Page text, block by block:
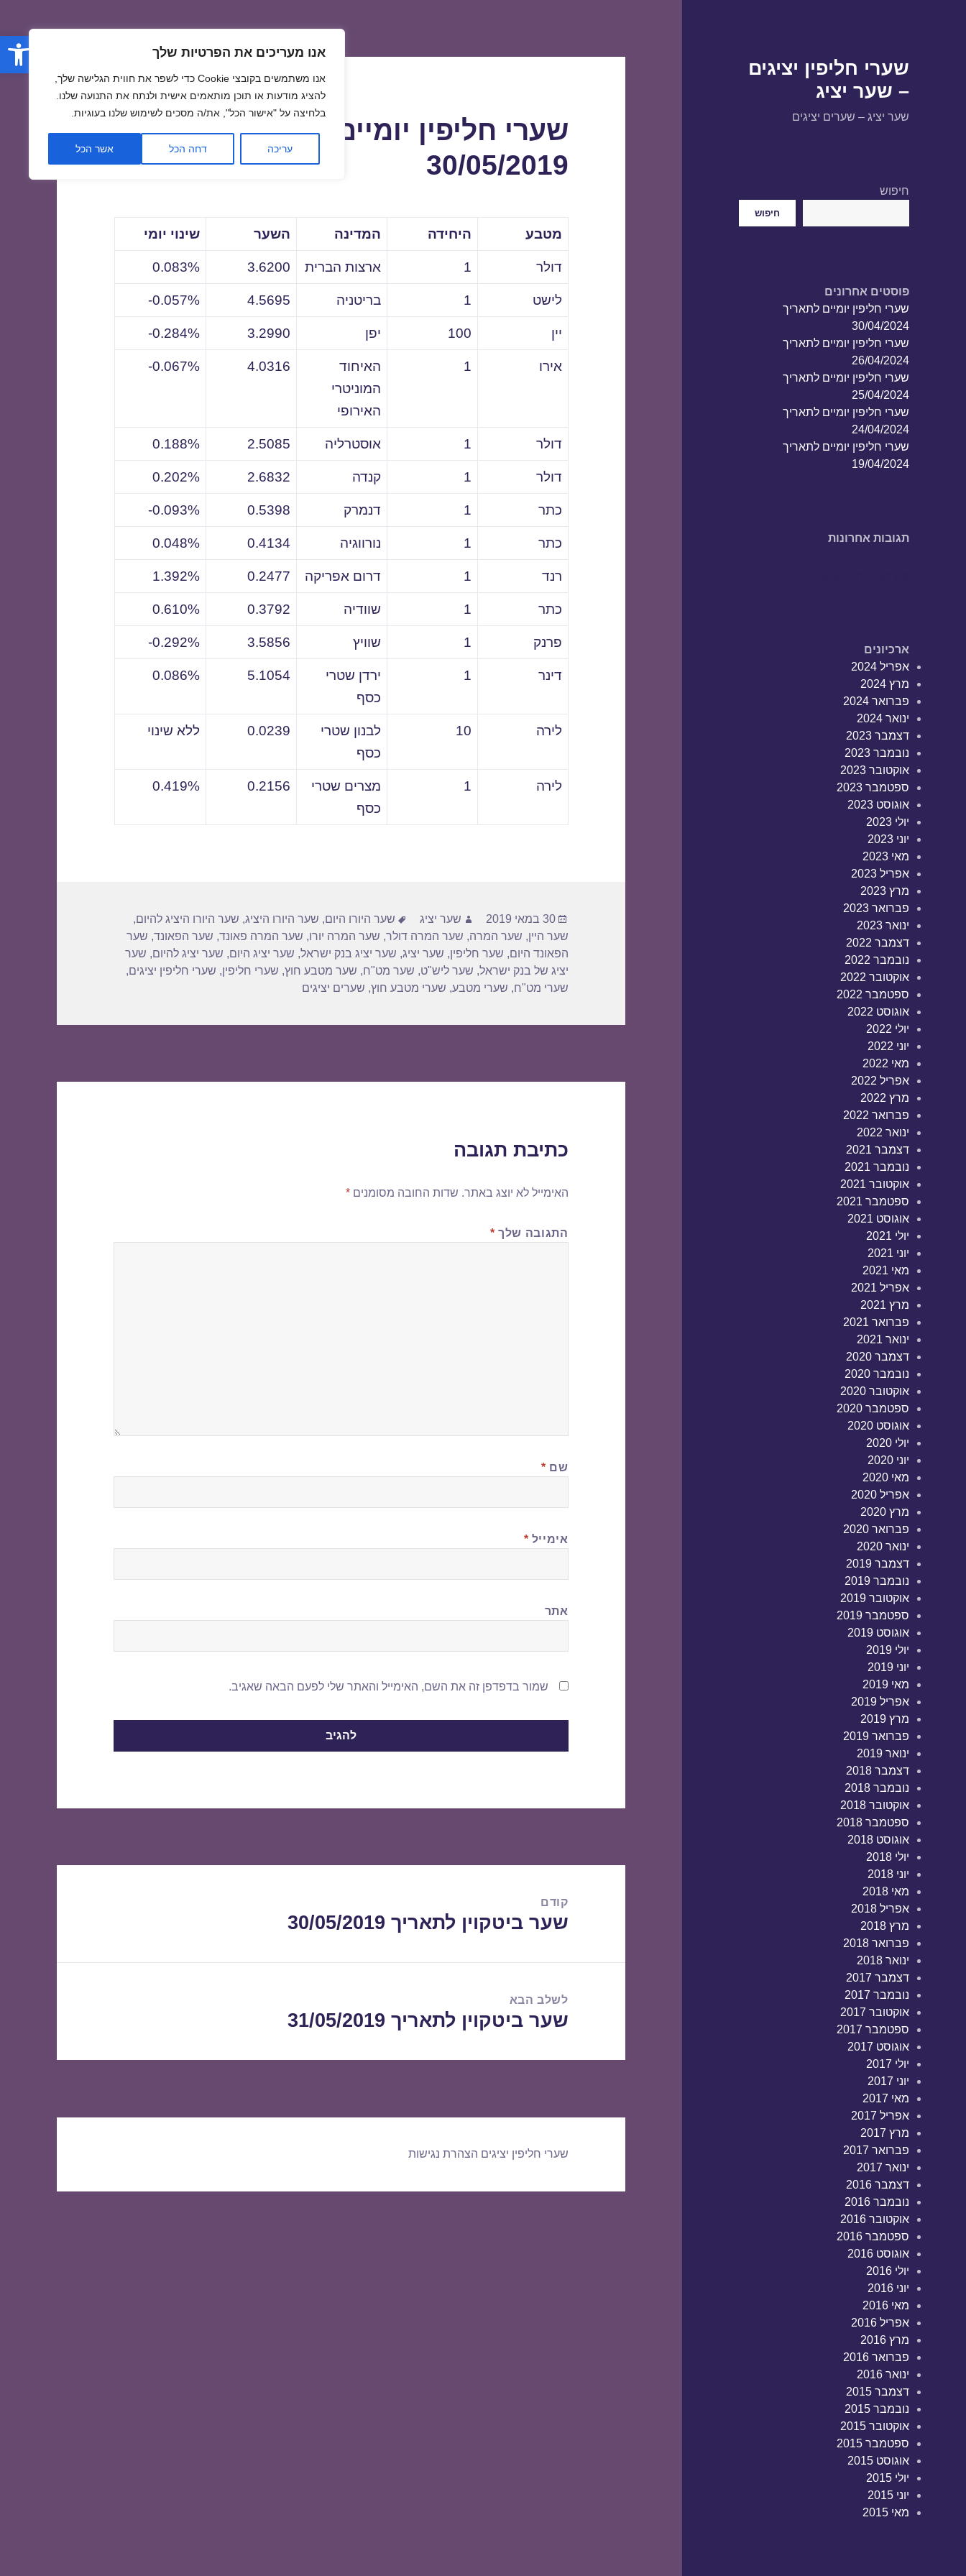
פתח אנו מעריכים את הפרטיות שלך
אנו משתמשים בקובצי Cookie כדי לשפר את חווית הגלישה שלך,
להציג מודעות או תוכן מותאמים אישית ולנתח את התנועה שלנו.
בלחיצה על "אישור הכל", את/ה מסכים לשימוש שלנו בעוגיות.
עריכה דחה הכל אשר הכל
שערי חליפין יציגים
– שער יציג
שער יציג – שערים יציגים
חיפוש
חיפוש
פוסטים אחרונים
שערי חליפין יומיים לתאריך
30/04/2024
שערי חליפין יומיים לתאריך
26/04/2024
שערי חליפין יומיים לתאריך
25/04/2024
שערי חליפין יומיים לתאריך
24/04/2024
שערי חליפין יומיים לתאריך
19/04/2024
תגובות אחרונות
ארכיונים
אפריל 2024
מרץ 2024
פברואר 2024
ינואר 2024
דצמבר 2023
נובמבר 2023
אוקטובר 2023
ספטמבר 2023
אוגוסט 2023
יולי 2023
יוני 2023
מאי 2023
אפריל 2023
מרץ 2023
פברואר 2023
ינואר 2023
דצמבר 2022
נובמבר 2022
אוקטובר 2022
ספטמבר 2022
אוגוסט 2022
יולי 2022
יוני 2022
מאי 2022
אפריל 2022
מרץ 2022
פברואר 2022
ינואר 2022
דצמבר 2021
נובמבר 2021
אוקטובר 2021
ספטמבר 2021
אוגוסט 2021
יולי 2021
יוני 2021
מאי 2021
אפריל 2021
מרץ 2021
פברואר 2021
ינואר 2021
דצמבר 2020
נובמבר 2020
אוקטובר 2020
ספטמבר 2020
אוגוסט 2020
יולי 2020
יוני 2020
מאי 2020
אפריל 2020
מרץ 2020
פברואר 2020
ינואר 2020
דצמבר 2019
נובמבר 2019
אוקטובר 2019
ספטמבר 2019
אוגוסט 2019
יולי 2019
יוני 2019
מאי 2019
אפריל 2019
מרץ 2019
פברואר 2019
ינואר 2019
דצמבר 2018
נובמבר 2018
אוקטובר 2018
ספטמבר 2018
אוגוסט 2018
יולי 2018
יוני 2018
מאי 2018
אפריל 2018
מרץ 2018
פברואר 2018
ינואר 2018
דצמבר 2017
נובמבר 2017
אוקטובר 2017
ספטמבר 2017
אוגוסט 2017
יולי 2017
יוני 2017
מאי 2017
אפריל 2017
מרץ 2017
פברואר 2017
ינואר 2017
דצמבר 2016
נובמבר 2016
אוקטובר 2016
ספטמבר 2016
אוגוסט 2016
יולי 2016
יוני 2016
מאי 2016
אפריל 2016
מרץ 2016
פברואר 2016
ינואר 2016
דצמבר 2015
נובמבר 2015
אוקטובר 2015
ספטמבר 2015
אוגוסט 2015
יולי 2015
יוני 2015
מאי 2015
שערי חליפין יומיים לתאריך
30/05/2019
מטבע היחידה המדינה השער שינוי יומי
דולר 1 ארצות הברית 3.6200
0.083%
לישט 1 בריטניה 4.5695
0.057%-
יין 100 יפן 3.2990
0.284%-
אירו 1
האיחוד
המוניטרי
האירופי
4.0316
0.067%-
דולר 1 אוסטרליה 2.5085
0.188%
דולר 1 קנדה 2.6832
0.202%
כתר 1 דנמרק 0.5398
0.093%-
כתר 1 נורווגיה 0.4134
0.048%
רנד 1 דרום אפריקה 0.2477
1.392%
כתר 1 שוודיה 0.3792
0.610%
פרנק 1 שוויץ 3.5856
0.292%-
דינר 1
ירדן שטרי
כסף
5.1054
0.086%
לירה 10
לבנון שטרי
כסף
0.0239 ללא שינוי
לירה 1
מצרים שטרי
כסף
0.2156
0.419%
פורסם
בתאריך
30 במאי 2019 מחבר
שער יציג תגיות
שער היורו היום, שער היורו היציג, שער היורו היציג להיום,
שער היין, שער המרה, שער המרה דולר, שער המרה יורו, שער המרה פאונד, שער הפאונד, שער
הפאונד היום, שער חליפין, שער יציג, שער יציג בנק ישראל, שער יציג היום, שער יציג להיום, שער
יציג של בנק ישראל, שער ליש"ט, שער מט"ח, שער מטבע חוץ, שערי חליפין, שערי חליפין יציגים,
שערי מט"ח, שערי מטבע, שערי מטבע חוץ, שערים יציגים
כתיבת תגובה
האימייל לא יוצג באתר. שדות החובה מסומנים*
התגובה שלך *
שם *
אימייל *
אתר
שמור בדפדפן זה את השם, האימייל והאתר שלי לפעם הבאה שאגיב.
קודם
הפוסט
שער ביטקוין לתאריך 30/05/2019
לשלב הבא
הפוסט
שער ביטקוין לתאריך 31/05/2019
שערי חליפין יציגים הצהרת נגישות